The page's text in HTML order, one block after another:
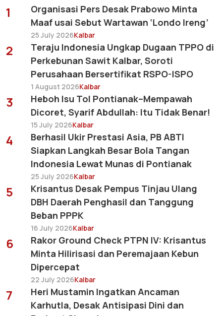
1
Organisasi Pers Desak Prabowo Minta
Maaf usai Sebut Wartawan ‘Londo Ireng’
25 July 2026Kalbar
2
Teraju Indonesia Ungkap Dugaan TPPO di
Perkebunan Sawit Kalbar, Soroti
Perusahaan Bersertifikat RSPO-ISPO
1 August 2026Kalbar
3
Heboh Isu Tol Pontianak–Mempawah
Dicoret, Syarif Abdullah: Itu Tidak Benar!
15 July 2026Kalbar
4
Berhasil Ukir Prestasi Asia, PB ABTI
Siapkan Langkah Besar Bola Tangan
Indonesia Lewat Munas di Pontianak
25 July 2026Kalbar
5
Krisantus Desak Pempus Tinjau Ulang
DBH Daerah Penghasil dan Tanggung
Beban PPPK
16 July 2026Kalbar
6
Rakor Ground Check PTPN IV: Krisantus
Minta Hilirisasi dan Peremajaan Kebun
Dipercepat
22 July 2026Kalbar
7
Heri Mustamin Ingatkan Ancaman
Karhutla, Desak Antisipasi Dini dan